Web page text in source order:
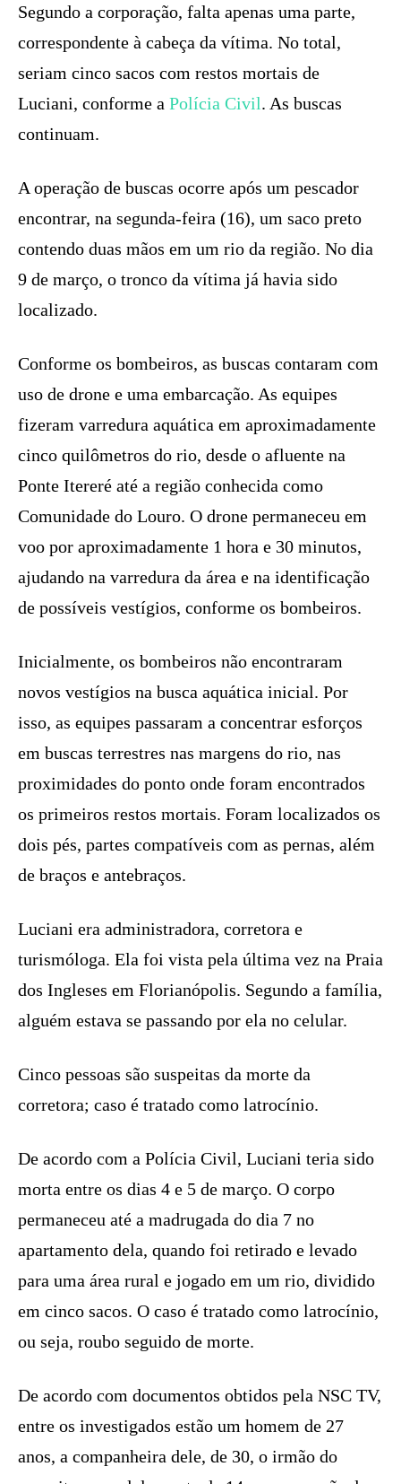
Segundo a corporação, falta apenas uma parte,
correspondente à cabeça da vítima. No total,
seriam cinco sacos com restos mortais de
Luciani, conforme a Polícia Civil. As buscas
continuam.
A operação de buscas ocorre após um pescador
encontrar, na segunda-feira (16), um saco preto
contendo duas mãos em um rio da região. No dia
9 de março, o tronco da vítima já havia sido
localizado.
Conforme os bombeiros, as buscas contaram com
uso de drone e uma embarcação. As equipes
fizeram varredura aquática em aproximadamente
cinco quilômetros do rio, desde o afluente na
Ponte Itereré até a região conhecida como
Comunidade do Louro. O drone permaneceu em
voo por aproximadamente 1 hora e 30 minutos,
ajudando na varredura da área e na identificação
de possíveis vestígios, conforme os bombeiros.
Inicialmente, os bombeiros não encontraram
novos vestígios na busca aquática inicial. Por
isso, as equipes passaram a concentrar esforços
em buscas terrestres nas margens do rio, nas
proximidades do ponto onde foram encontrados
os primeiros restos mortais. Foram localizados os
dois pés, partes compatíveis com as pernas, além
de braços e antebraços.
Luciani era administradora, corretora e
turismóloga. Ela foi vista pela última vez na Praia
dos Ingleses em Florianópolis. Segundo a família,
alguém estava se passando por ela no celular.
Cinco pessoas são suspeitas da morte da
corretora; caso é tratado como latrocínio.
De acordo com a Polícia Civil, Luciani teria sido
morta entre os dias 4 e 5 de março. O corpo
permaneceu até a madrugada do dia 7 no
apartamento dela, quando foi retirado e levado
para uma área rural e jogado em um rio, dividido
em cinco sacos. O caso é tratado como latrocínio,
ou seja, roubo seguido de morte.
De acordo com documentos obtidos pela NSC TV,
entre os investigados estão um homem de 27
anos, a companheira dele, de 30, o irmão do